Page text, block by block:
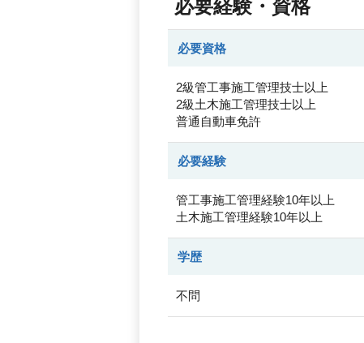
必要経験・資格
必要資格
2級管工事施工管理技士以上
2級土木施工管理技士以上
普通自動車免許
必要経験
管工事施工管理経験10年以上
土木施工管理経験10年以上
学歴
不問